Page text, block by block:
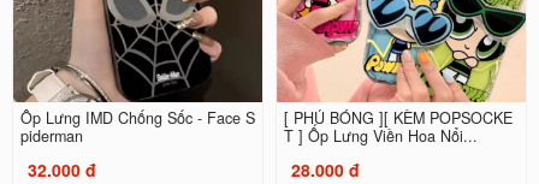
Ốp Lưng IMD Chống Sốc - Face S
piderman
32.000 đ
[ PHỦ BÓNG ][ KÈM POPSOCKE
T ] Ốp Lưng Viền Hoa Nổi...
28.000 đ